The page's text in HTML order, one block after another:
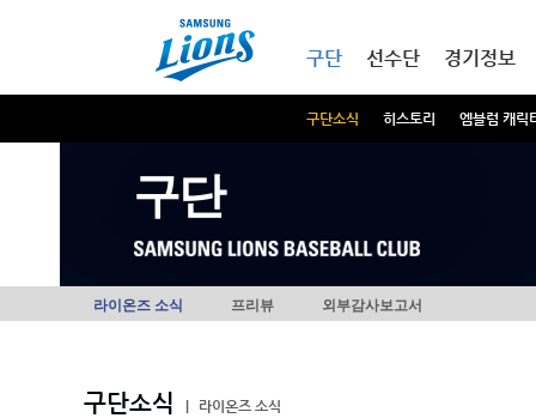
구단
구단소식 히스토리 엠블럼 캐릭
선수단 경기정보
구단
라이온즈 소식 프리뷰 외부감사보고서
구단소식
라이온즈 소식